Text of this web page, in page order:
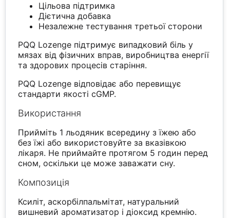
Цільова підтримка
Дієтична добавка
Незалежне тестування третьої сторони
PQQ Lozenge підтримує випадковий біль у
мязах від фізичних вправ, виробництва енергії
та здорових процесів старіння.
PQQ Lozenge відповідає або перевищує
стандарти якості cGMP.
Використання
Прийміть 1 льодяник всередину з їжею або
без їжі або використовуйте за вказівкою
лікаря. Не приймайте протягом 5 годин перед
сном, оскільки це може заважати сну.
Композиція
Ксиліт, аскорбілпальмітат, натуральний
вишневий ароматизатор і діоксид кремнію.